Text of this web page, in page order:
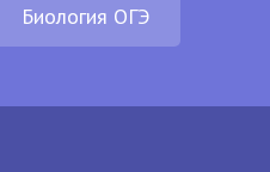
Биология ОГЭ